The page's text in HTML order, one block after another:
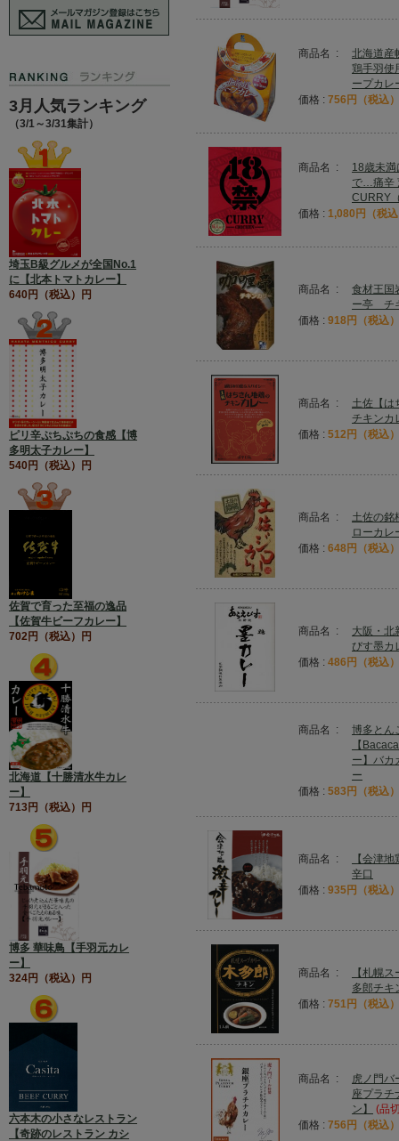
3月人気ランキング
（3/1～3/31集計）
埼玉B級グルメが全国No.1
に【北本トマトカレー】
640円（税込）円
ピリ辛ぷちぷちの食感【博
多明太子カレー】
540円（税込）円
佐賀で育った至福の逸品
【佐賀牛ビーフカレー】
702円（税込）円
北海道【十勝清水牛カレ
ー】
713円（税込）円
博多 華味鳥【手羽元カレ
ー】
324円（税込）円
六本木の小さなレストラン
【奇跡のレストラン カシ
商品名 :
北海道産
鶏手羽使
ープカレ
価格 : 756円（税込）
商品名 :
18歳未
で…痛辛
CURRY
価格 : 1,080円（税
商品名 :
食材王国
ー亭 チ
価格 : 918円（税込）
商品名 :
土佐【は
チキンカ
価格 : 512円（税込）
商品名 :
土佐の銘
ローカレ
価格 : 648円（税込）
商品名 :
大阪・北
びす墨カ
価格 : 486円（税込）
商品名 :
博多とん
【
ー】バカ
ー
価格 : 583円（税込）
商品名 :
【会津
辛口
価格 : 935円（税込）
商品名 :
【札幌
多郎チキ
価格 : 751円（税込）
商品名 :
虎ノ門バ
座プラチ
ン】
(品
価格 : 756円（税込）